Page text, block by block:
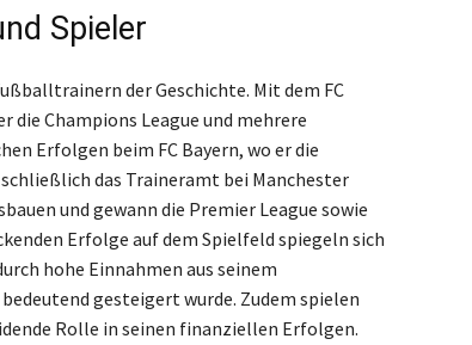
Spieler
der Geschichte. Mit dem FC
Champions League und mehrere
Erfolgen beim FC Bayern, wo er die
das Traineramt bei Manchester
und gewann die Premier League sowie
Erfolge auf dem Spielfeld spiegeln sich
hohe Einnahmen aus seinem
gesteigert wurde. Zudem spielen
Rolle in seinen finanziellen Erfolgen.